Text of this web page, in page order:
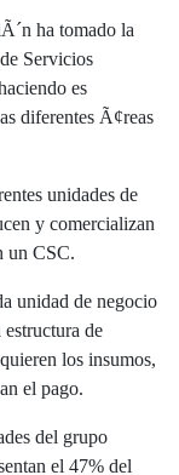
ha tomado la
Servicios
es
diferentes Ã¢reas
unidades de
y comercializan
un CSC.
unidad de negocio
de
los insumos,
el pago.
del grupo
el 47% del